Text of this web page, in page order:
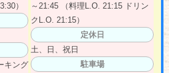
）
キング
～21:45 （料理L.O. 21:15 ドリン
クL.O. 21:15）
定休日
土、日、祝日
駐車場